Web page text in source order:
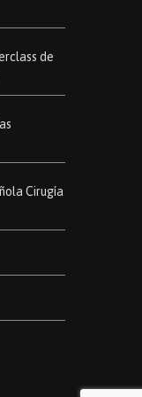
de
Cirugía